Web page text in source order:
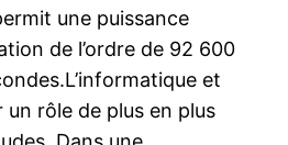
une puissance
de l’ordre de 92 600
et
rôle de plus en plus